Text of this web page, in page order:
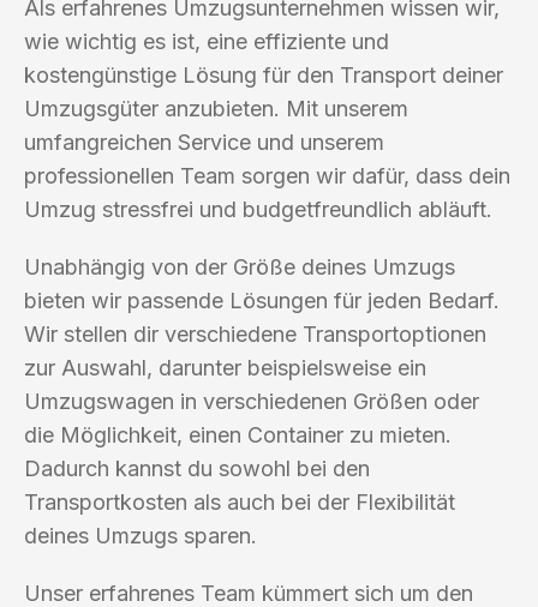
Als erfahrenes Umzugsunternehmen wissen wir,
wie wichtig es ist, eine effiziente und
kostengünstige Lösung für den Transport deiner
Umzugsgüter anzubieten. Mit unserem
umfangreichen Service und unserem
professionellen Team sorgen wir dafür, dass dein
Umzug stressfrei und budgetfreundlich abläuft.
Unabhängig von der Größe deines Umzugs
bieten wir passende Lösungen für jeden Bedarf.
Wir stellen dir verschiedene Transportoptionen
zur Auswahl, darunter beispielsweise ein
Umzugswagen in verschiedenen Größen oder
die Möglichkeit, einen Container zu mieten.
Dadurch kannst du sowohl bei den
Transportkosten als auch bei der Flexibilität
deines Umzugs sparen.
Unser erfahrenes Team kümmert sich um den